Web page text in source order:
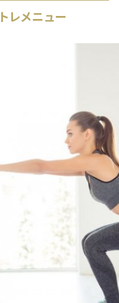
レメニュー